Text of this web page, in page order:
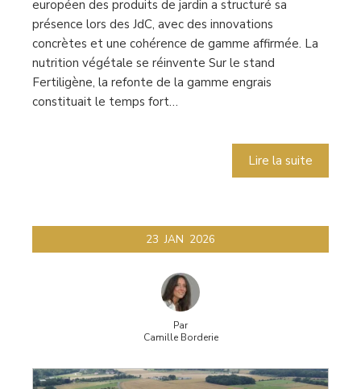
européen des produits de jardin a structuré sa
présence lors des JdC, avec des innovations
concrètes et une cohérence de gamme affirmée. La
nutrition végétale se réinvente Sur le stand
Fertiligène, la refonte de la gamme engrais
constituait le temps fort…
Lire la suite
23 JAN 2026
Par
Camille Borderie